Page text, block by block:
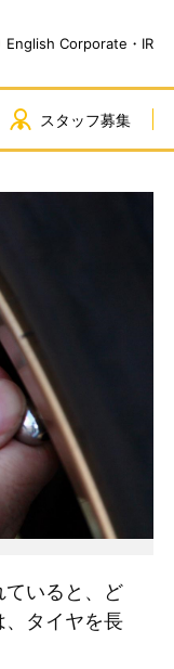
English Corporate・IR
スタッフ募集
ていると、ど
、タイヤを長